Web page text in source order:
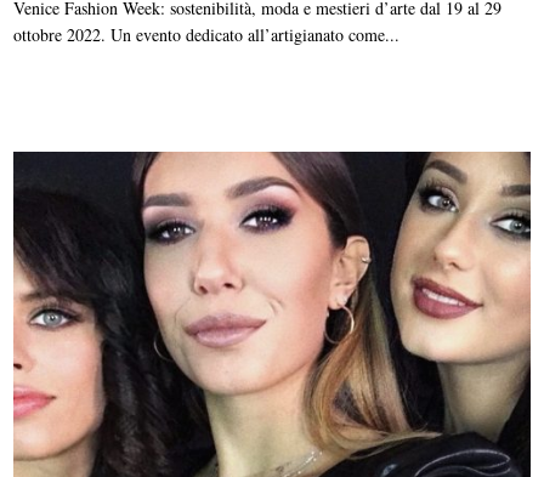
Venice Fashion Week: sostenibilità, moda e mestieri d’arte dal 19 al 29
ottobre 2022. Un evento dedicato all’artigianato come...